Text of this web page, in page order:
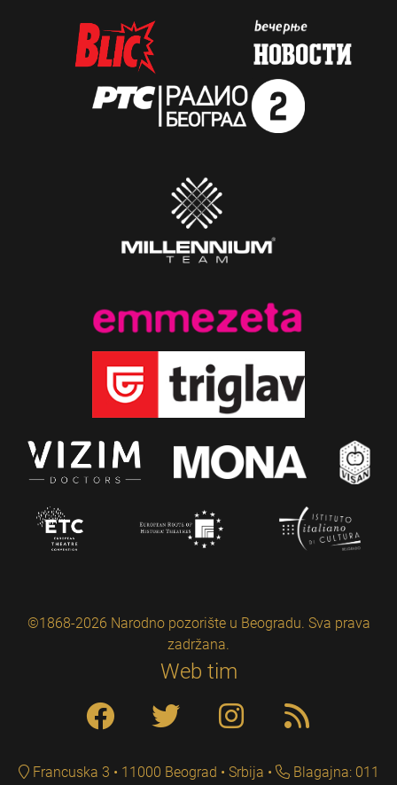
©1868-2026 Narodno pozorište u Beogradu. Sva prava
zadržana.
Web tim
Francuska 3 • 11000 Beograd • Srbija Blagajna: 011